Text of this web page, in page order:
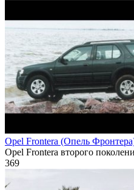
Opel Frontera (Опель
Opel Frontera второго
369